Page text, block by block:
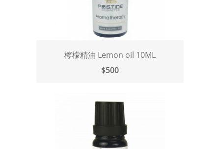
檸檬精油 Lemon oil 10ML
$500